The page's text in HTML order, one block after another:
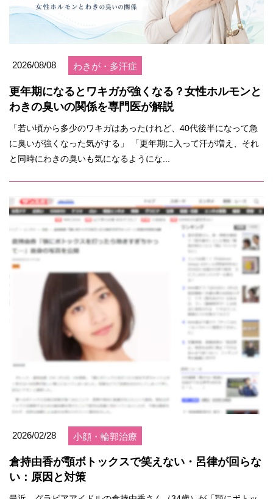
2026/08/08 わきが・多汗症
更年期になるとワキガが強くなる？女性ホルモンと
わきの臭いの関係を専門医が解説
「若い頃から多少のワキガはあったけれど、40代後半になって急
に臭いが強くなった気がする」 「更年期に入って汗が増え、それ
と同時にわきの臭いも気になるようにな...
2026/02/28 小顔・輪郭治療
倉持由香が顎ボトックスで笑えない・呂律が回らな
い：原因と対策